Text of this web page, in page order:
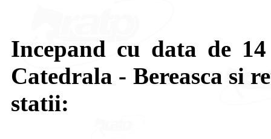
Incepand cu data de
Catedrala - Bereasca si
statii: